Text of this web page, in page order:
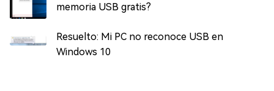
memoria USB gratis?
Resuelto: Mi PC no reconoce USB en
Windows 10